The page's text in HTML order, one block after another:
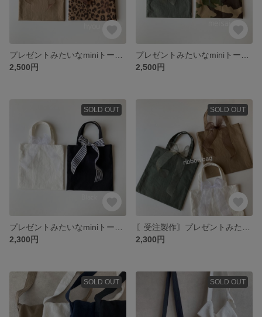
2,500円
2,500円
SOLD OUT
2,300円
SOLD OUT
2,300円
SOLD OUT SOLD OUT